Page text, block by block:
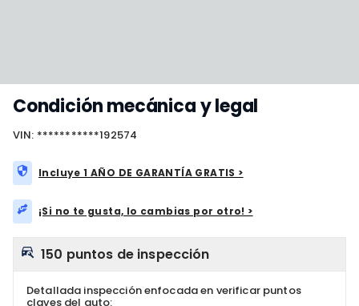
Condición mecánica y legal
VIN: ***********192574
Incluye 1 AÑO DE GARANTÍA GRATIS >
¡Si no te gusta, lo cambias por otro! >
150 puntos de inspección
Detallada inspección enfocada en verificar puntos
claves del auto: